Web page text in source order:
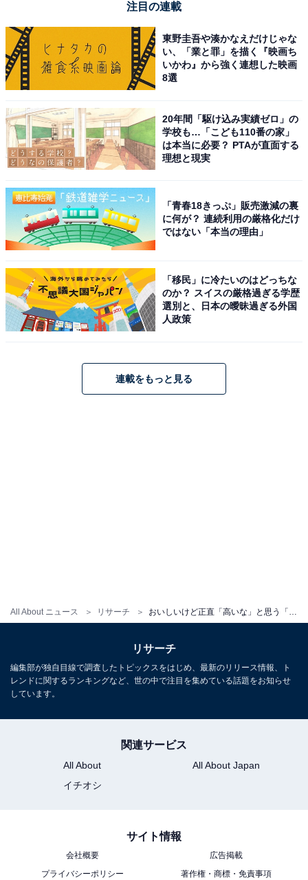
All About ニュース リサーチ
第1位：味噌煮込みうどん（愛知県）
1位は愛知県の「味噌煮込みうどん」でした。味噌煮込
1つです。古くは家庭料理として親しまれ、明治時代か
ら飲食店で提供されるようになったと言われています。
愛知県を代表する調味料である八丁味噌を用いて作られ
る、濃厚な味わいと色味のつゆが特徴のうどんです。
回答者からは「有名店などは結構ランチ時でも値段がし
ます。週に1度ってわけにはいかない高級感があります
で食べたらなかなかなお値段だったから（38歳女性／大
阪府）」などの意見が寄せられました。
大阪府「かすうどん」、2位 愛知県「きしめん」、1位
一生に一度は食べたい「ご当地うどん」ランキング！ 2
位 山梨県「ほうとう」、1位は？
めん」、2位 秋田県「稲庭うどん」、1位は？
わざわざ現地まで食べに行きたい「ご当地うどん」ラン
注目の連載
東野圭吾や湊かなえだけじゃな
い、「業と罪」を描く『映画ち
いかわ』から強く連想した映画
8選
20年間「駆け込み実績ゼロ」の
学校も…「こども110番の家」
は本当に必要？ PTAが直面する
理想と現実
「青春18きっぷ」販売激減の裏
に何が？ 連続利用の厳格化だけ
ではない「本当の理由」
「移民」に冷たいのはどっちな
のか？ スイスの厳格過ぎる学歴
選別と、日本の曖昧過ぎる外国
人政策
連載をもっと見る
リサーチ
編集部が独自目線で調査したトピックスをはじめ、最新のリリース情報、ト
レンドに関するランキングなど、世の中で注目を集めている話題をお知らせ
しています。
関連サービス
All About
All About Japan
イチオシ
サイト情報
会社概要
広告掲載
プライバシーポリシー
著作権・商標・免責事項